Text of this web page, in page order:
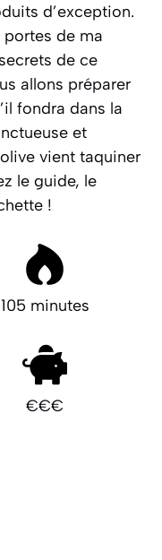
d’exception.
portes de ma
de ce
allons préparer
fondra dans la
et
vient taquiner
le guide, le
!
105 minutes
€€€